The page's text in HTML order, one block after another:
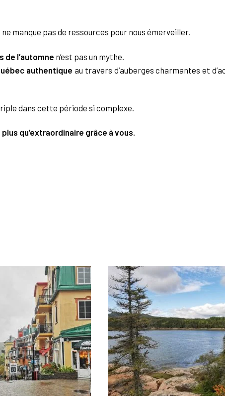
manque pas de ressources pour nous émerveiller.
de l’automne n’est pas un mythe.
authentique au travers d’auberges charmantes et
dans cette période si complexe.
qu’extraordinaire grâce à vous.